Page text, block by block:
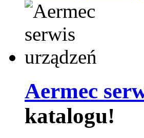
Aermec
katalogu!